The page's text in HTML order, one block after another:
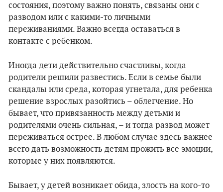
состояния, поэтому важно понять, связаны они с
разводом или с какими-то личными
переживаниями. Важно всегда оставаться в
контакте с ребенком.
Иногда дети действительно счастливы, когда
родители решили развестись. Если в семье были
скандалы или среда, которая угнетала, для ребенка
решение взрослых разойтись – облегчение. Но
бывает, что привязанность между детьми и
родителями очень сильная, – и тогда развод может
переживаться острее. В любом случае здесь важнее
всего дать возможность детям прожить все эмоции,
которые у них появляются.
Бывает, у детей возникает обида, злость на кого-то